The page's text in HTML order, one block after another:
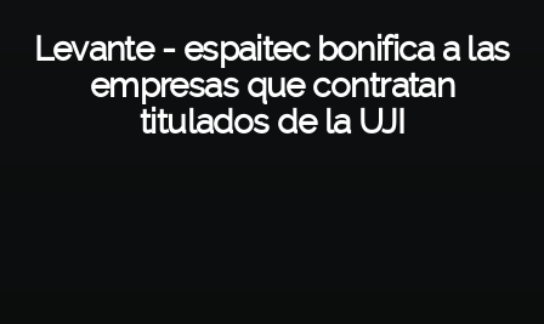
Levante - espaitec bonifica a las
empresas que contratan
titulados de la UJI